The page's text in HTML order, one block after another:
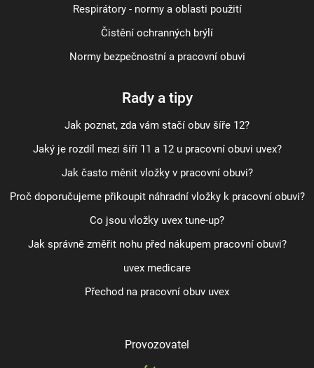
Respirátory - normy a oblasti použití
Čistění ochranných brýlí
Normy bezpečnostní a pracovní obuvi
Rady a tipy
Jak poznat, zda vám stačí obuv šíře 12?
Jaký je rozdíl mezi šíří 11 a 12 u pracovní obuvi uvex?
Jak často měnit vložky v pracovní obuvi?
Proč doporučujeme přikoupit náhradní vložky k pracovní obuvi?
Co jsou vložky uvex tune-up?
Jak správně změřit nohu před nákupem pracovní obuvi?
uvex medicare
Přechod na pracovní obuv uvex
Provozovatel